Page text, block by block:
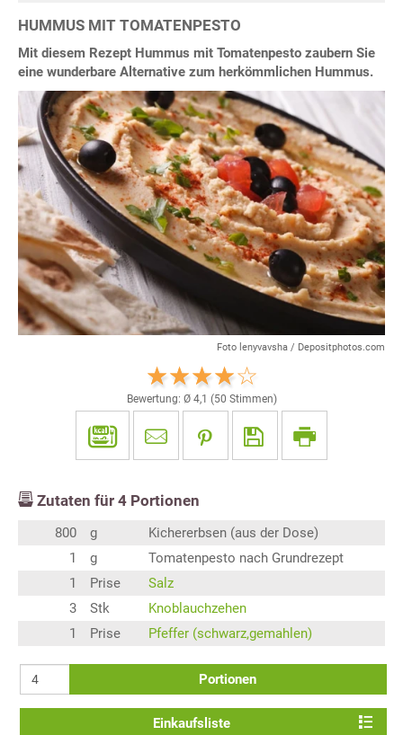
HUMMUS MIT TOMATENPESTO
Mit diesem Rezept Hummus mit Tomatenpesto zaubern Sie
eine wunderbare Alternative zum herkömmlichen Hummus.
Foto lenyvavsha / Depositphotos.com
Bewertung: Ø 4,1 (50 Stimmen)
Zutaten für 4 Portionen
800 g
Kichererbsen (aus der Dose)
1
g
Tomatenpesto nach Grundrezept
1
Prise
Salz
3
Stk
Knoblauchzehen
1
Prise Pfeffer (schwarz,gemahlen)
Portionen
Einkaufsliste